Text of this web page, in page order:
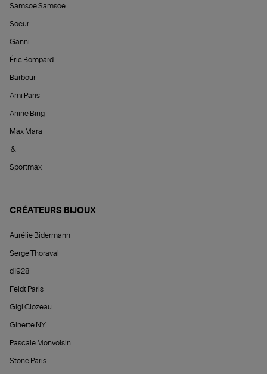
Samsoe Samsoe
Soeur
Ganni
Éric Bompard
Barbour
Ami Paris
Anine Bing
Max Mara
&
Sportmax
CRÉATEURS BIJOUX
Aurélie Bidermann
Serge Thoraval
d1928
Feidt Paris
Gigi Clozeau
Ginette NY
Pascale Monvoisin
Stone Paris